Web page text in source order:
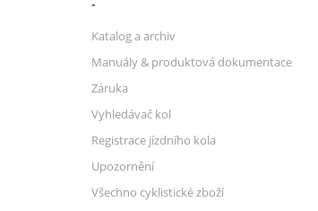
Katalog a archiv
Manuály & produktová dokumentace
Záruka
Vyhledávač kol
Registrace jízdního kola
Upozornění
Všechno cyklistické zboží